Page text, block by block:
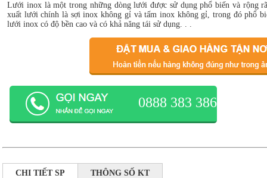
Lưới inox là một trong những dòng lưới được sử dụng phổ biến và rộng
xuất lưới chính là sợi inox không gỉ và tấm inox không gỉ, trong đó phổ
lưới inox có độ bền cao và có khả năng tái sử dụng. . .
0888 383 386
CHI TIẾT SP THÔNG SỐ KT